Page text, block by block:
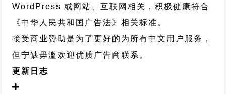
WordPress 或网站、互联网相关，积极健康符合
《中华人民共和国广告法》相关标准。
接受商业赞助是为了更好的为所有中文用户服务，
但宁缺毋滥欢迎优质广告商联系。
更新日志